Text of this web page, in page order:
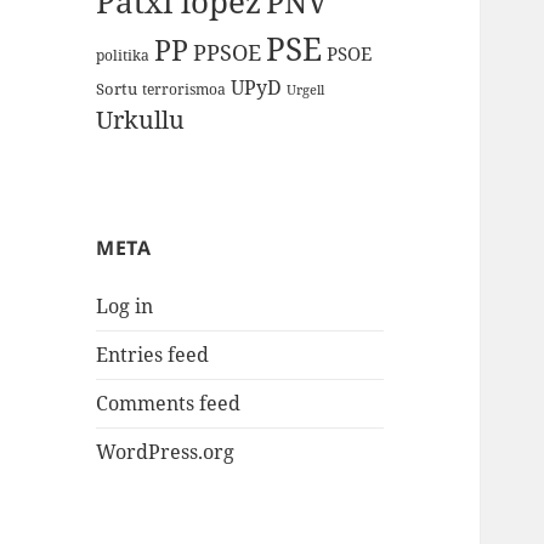
politika PP PPSOE PSE PSOE
Sortu terrorismoa UPyD Urgell
Urkullu
META
Log in
Entries feed
Comments feed
WordPress.org